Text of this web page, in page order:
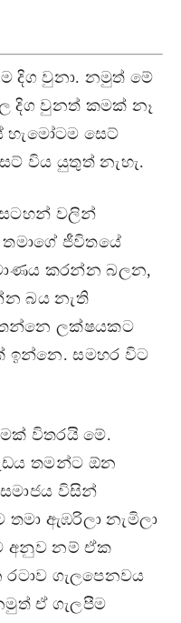
දිග වුනා. නමුත් මේ
දිග වුනත් කමක් නෑ
හැමෝටම සෙට්
විය යුතුත් නැහැ.
වලින්
ජීවිතයේ
කරන්න බලන,
බය නැති
ලක්ෂයකට
ඉන්නෙ. සමහර විට
විතරයි මේ.
තමන්ට ඕන
විසින්
ඇඹරිලා නැමිලා
අනුව නම් ඒක
ගැලපෙනවය
ඒ ගැලපීම